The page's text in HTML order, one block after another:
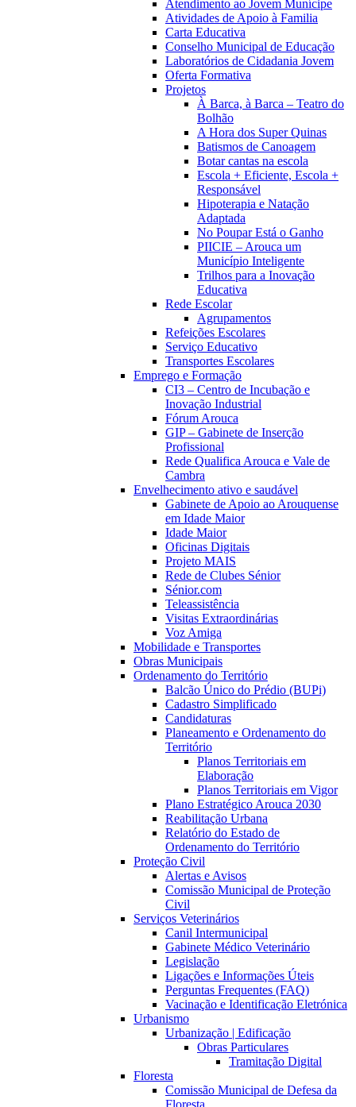
Atendimento ao Jovem Munícipe
Atividades de Apoio à Familia
Carta Educativa
Conselho Municipal de Educação
Laboratórios de Cidadania Jovem
Oferta Formativa
Projetos
À Barca, à Barca – Teatro do
Bolhão
A Hora dos Super Quinas
Batismos de Canoagem
Botar cantas na escola
Escola + Eficiente, Escola +
Responsável
Hipoterapia e Natação
Adaptada
No Poupar Está o Ganho
PIICIE – Arouca um
Município Inteligente
Trilhos para a Inovação
Educativa
Rede Escolar
Agrupamentos
Refeições Escolares
Serviço Educativo
Transportes Escolares
Emprego e Formação
CI3 – Centro de Incubação e
Inovação Industrial
Fórum Arouca
GIP – Gabinete de Inserção
Profissional
Rede Qualifica Arouca e Vale de
Cambra
Envelhecimento ativo e saudável
Gabinete de Apoio ao Arouquense
em Idade Maior
Idade Maior
Oficinas Digitais
Projeto MAIS
Rede de Clubes Sénior
Sénior.com
Teleassistência
Visitas Extraordinárias
Voz Amiga
Mobilidade e Transportes
Obras Municipais
Ordenamento do Território
Balcão Único do Prédio (BUPi)
Cadastro Simplificado
Candidaturas
Planeamento e Ordenamento do
Território
Planos Territoriais em
Elaboração
Planos Territoriais em Vigor
Plano Estratégico Arouca 2030
Reabilitação Urbana
Relatório do Estado de
Ordenamento do Território
Proteção Civil
Alertas e Avisos
Comissão Municipal de Proteção
Civil
Serviços Veterinários
Canil Intermunicipal
Gabinete Médico Veterinário
Legislação
Ligações e Informações Úteis
Perguntas Frequentes (FAQ)
Vacinação e Identificação Eletrónica
Urbanismo
Urbanização | Edificação
Obras Particulares
Tramitação Digital
Floresta
Comissão Municipal de Defesa da
Floresta